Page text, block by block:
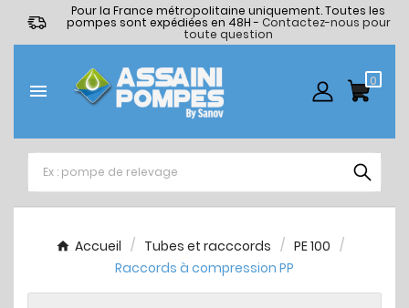
Pour la France métropolitaine uniquement. Toutes les
pompes sont expédiées en 48H - Contactez-nous pour
toute question
 0
Accueil Tubes et racccords
PE 100
Raccords à compression PP